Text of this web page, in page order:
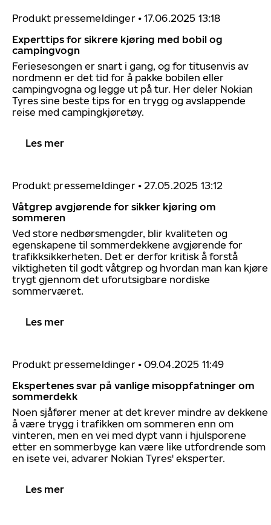
Produkt pressemeldinger • 17.06.2025 13:18
Experttips for sikrere kjøring med bobil og
campingvogn
Feriesesongen er snart i gang, og for titusenvis av
nordmenn er det tid for å pakke bobilen eller
campingvogna og legge ut på tur. Her deler Nokian
Tyres sine beste tips for en trygg og avslappende
reise med campingkjøretøy.
Les mer
Produkt pressemeldinger • 27.05.2025 13:12
Våtgrep avgjørende for sikker kjøring om
sommeren
Ved store nedbørsmengder, blir kvaliteten og
egenskapene til sommerdekkene avgjørende for
trafikksikkerheten. Det er derfor kritisk å forstå
viktigheten til godt våtgrep og hvordan man kan kjøre
trygt gjennom det uforutsigbare nordiske
sommerværet.
Les mer
Produkt pressemeldinger • 09.04.2025 11:49
Ekspertenes svar på vanlige misoppfatninger om
sommerdekk
Noen sjåfører mener at det krever mindre av dekkene
å være trygg i trafikken om sommeren enn om
vinteren, men en vei med dypt vann i hjulsporene
etter en sommerbyge kan være like utfordrende som
en isete vei, advarer Nokian Tyres' eksperter.
Les mer